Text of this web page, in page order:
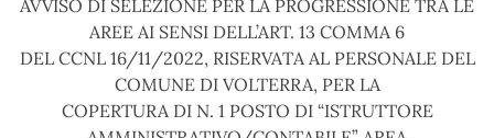
AVVISO DI SELEZIONE PER LA PROGRESSIONE TRA LE
AREE AI SENSI DELL’ART. 13 COMMA 6
DEL CCNL 16/11/2022, RISERVATA AL PERSONALE DEL
COMUNE DI VOLTERRA, PER LA
COPERTURA DI N. 1 POSTO DI “ISTRUTTORE